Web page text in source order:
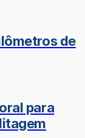
de
para